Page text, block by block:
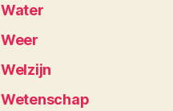
Water
Weer
Welzijn
Wetenschap